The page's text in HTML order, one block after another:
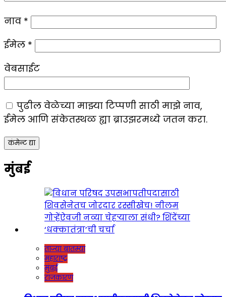
नाव *
ईमेल *
वेबसाईट
पुढील वेळेच्या माझ्या टिप्पणी साठी माझे नाव,
ईमेल आणि संकेतस्थळ ह्या ब्राउझरमध्ये जतन करा.
मुंबई
ताज्या बातम्या
महाराष्ट्र
मुंबई
राजकारण